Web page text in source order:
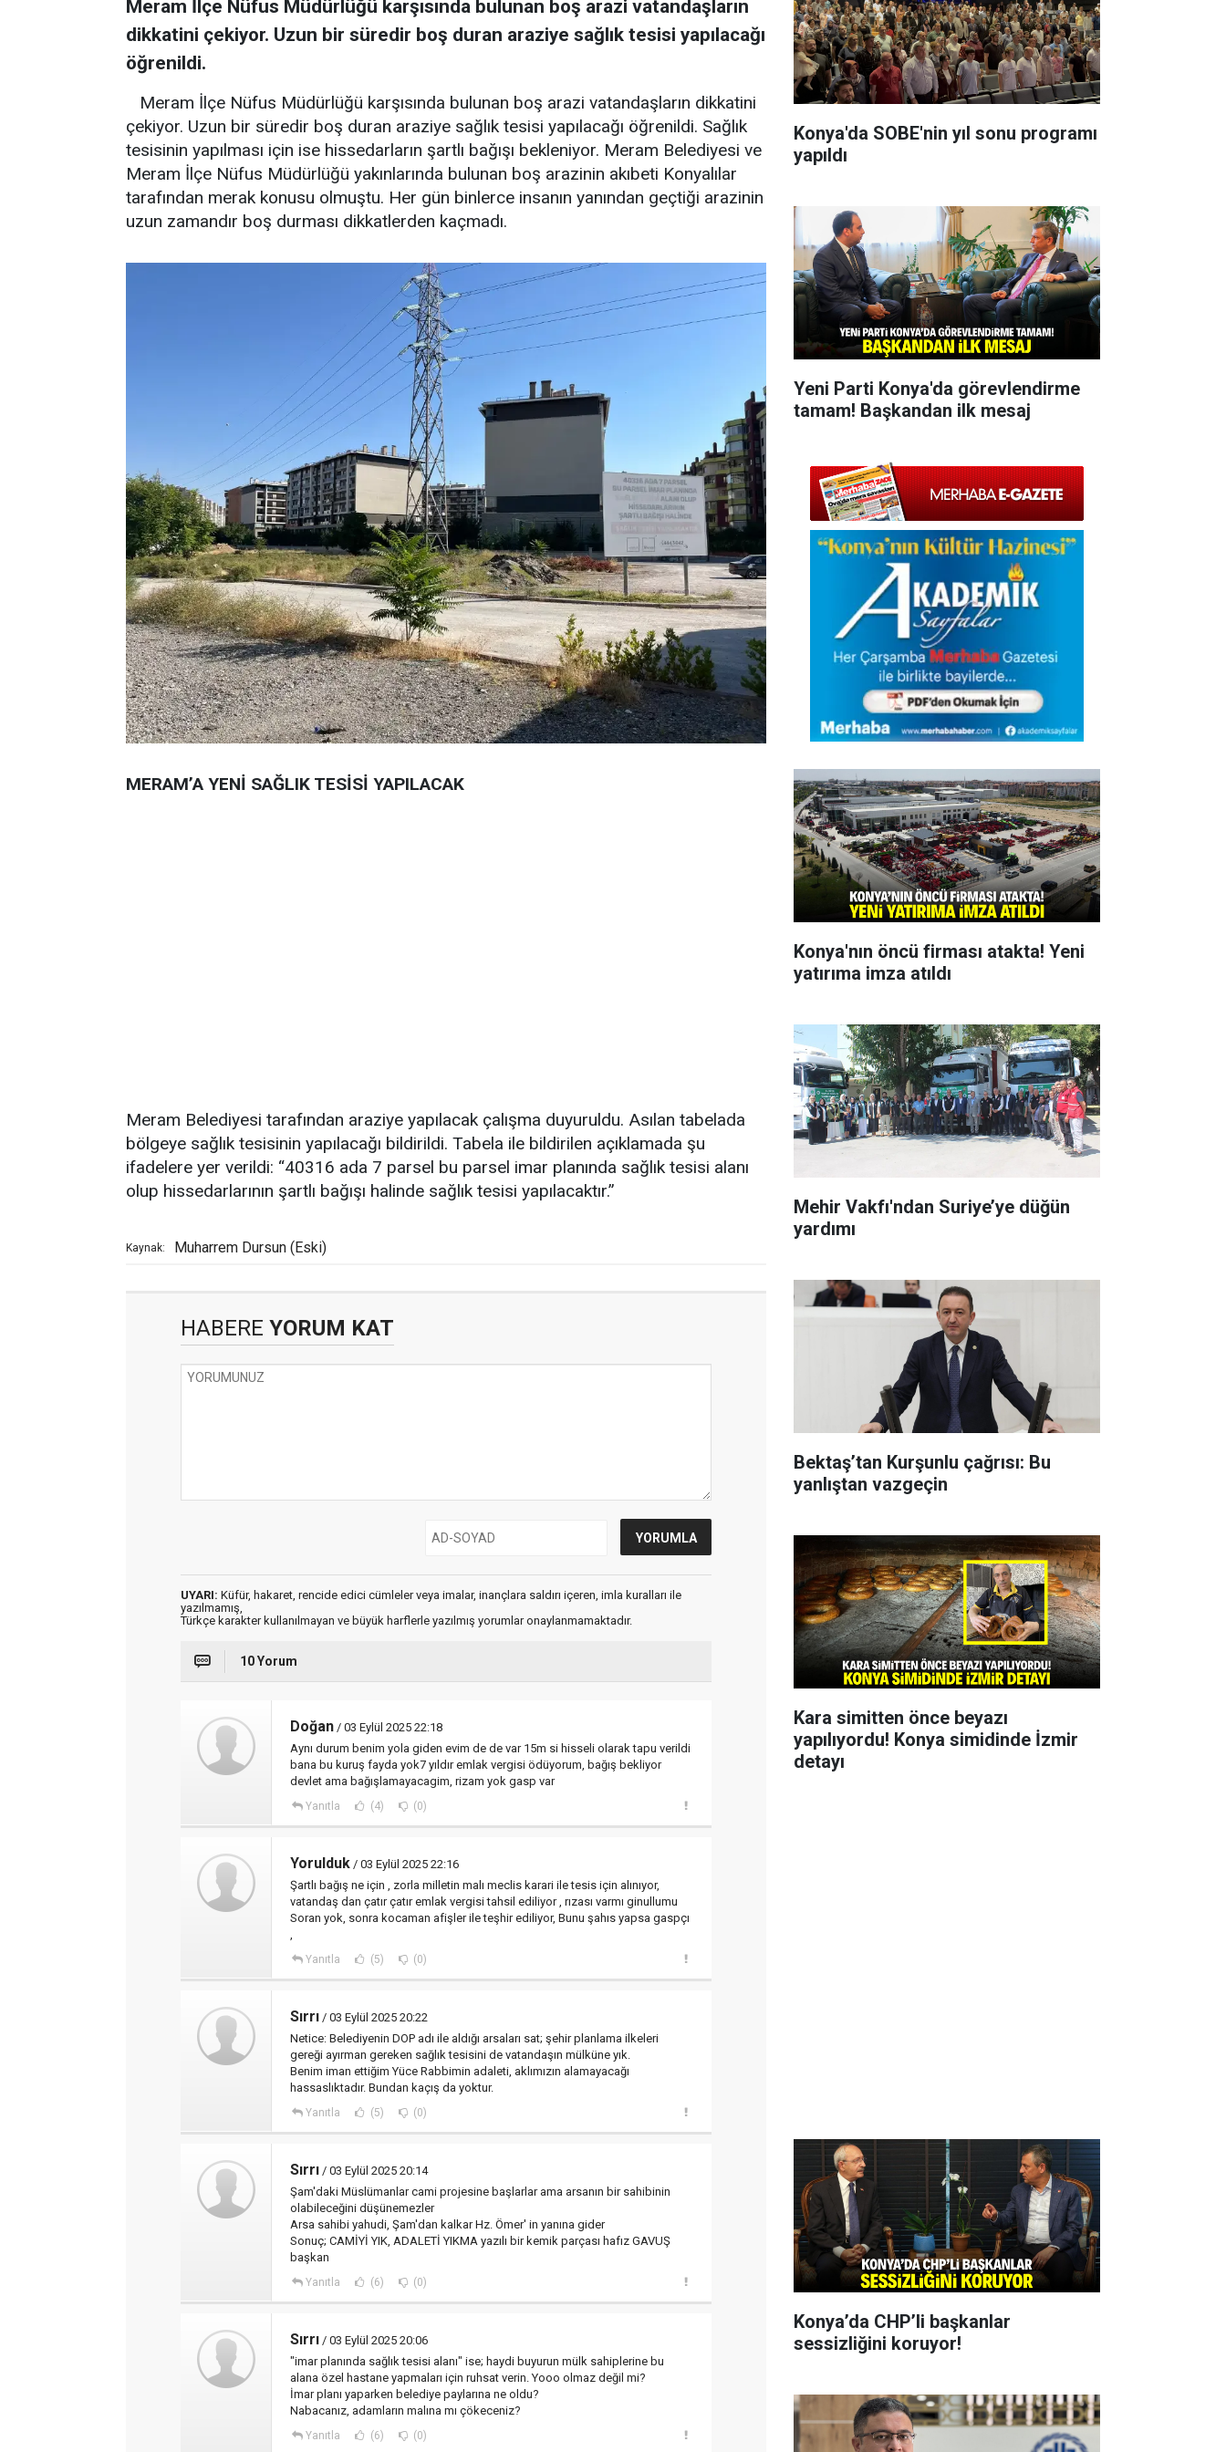
Meram İlçe Nüfus Müdürlüğü karşısında bulunan boş arazi vatandaşların
dikkatini çekiyor. Uzun bir süredir boş duran araziye sağlık tesisi yapılacağı
öğrenildi.
Meram İlçe Nüfus Müdürlüğü karşısında bulunan boş arazi vatandaşların dikkatini
çekiyor. Uzun bir süredir boş duran araziye sağlık tesisi yapılacağı öğrenildi. Sağlık
tesisinin yapılması için ise hissedarların şartlı bağışı bekleniyor. Meram Belediyesi ve
Meram İlçe Nüfus Müdürlüğü yakınlarında bulunan boş arazinin akıbeti Konyalılar
tarafından merak konusu olmuştu. Her gün binlerce insanın yanından geçtiği arazinin
uzun zamandır boş durması dikkatlerden kaçmadı.
MERAM’A YENİ SAĞLIK TESİSİ YAPILACAK
Meram Belediyesi tarafından araziye yapılacak çalışma duyuruldu. Asılan tabelada
bölgeye sağlık tesisinin yapılacağı bildirildi. Tabela ile bildirilen açıklamada şu
ifadelere yer verildi: “40316 ada 7 parsel bu parsel imar planında sağlık tesisi alanı
olup hissedarlarının şartlı bağışı halinde sağlık tesisi yapılacaktır.”
Kaynak: Muharrem Dursun (Eski)
HABERE YORUM KAT
UYARI: Küfür, hakaret, rencide edici cümleler veya imalar, inançlara saldırı içeren, imla kuralları ile
yazılmamış,
Türkçe karakter kullanılmayan ve büyük harflerle yazılmış yorumlar onaylanmamaktadır.
10 Yorum
Doğan / 03 Eylül 2025 22:18
Aynı durum benim yola giden evim de de var 15m si hisseli olarak tapu verildi
bana bu kuruş fayda yok7 yıldır emlak vergisi ödüyorum, bağış bekliyor
devlet ama bağışlamayacagim, rizam yok gasp var
Yanıtla (4) (0)
Yorulduk / 03 Eylül 2025 22:16
Şartlı bağış ne için , zorla milletin malı meclis karari ile tesis için alınıyor,
vatandaş dan çatır çatır emlak vergisi tahsil ediliyor , rızası varmı ginullumu
Soran yok, sonra kocaman afişler ile teşhir ediliyor, Bunu şahıs yapsa gaspçı
Yanıtla (5) (0)
Sırrı / 03 Eylül 2025 20:22
Netice: Belediyenin DOP adı ile aldığı arsaları sat; şehir planlama ilkeleri
gereği ayırman gereken sağlık tesisini de vatandaşın mülküne yık.
Benim iman ettiğim Yüce Rabbimin adaleti, aklımızın alamayacağı
hassaslıktadır. Bundan kaçış da yoktur.
Yanıtla (5) (0)
Sırrı / 03 Eylül 2025 20:14
Şam'daki Müslümanlar cami projesine başlarlar ama arsanın bir sahibinin
olabileceğini düşünemezler
Arsa sahibi yahudi, Şam'dan kalkar Hz. Ömer' in yanına gider
Sonuç; CAMİYİ YIK, ADALETİ YIKMA yazılı bir kemik parçası hafız GAVUŞ
başkan
Yanıtla (6) (0)
Sırrı / 03 Eylül 2025 20:06
"imar planında sağlık tesisi alanı" ise; haydi buyurun mülk sahiplerine bu
alana özel hastane yapmaları için ruhsat verin. Yooo olmaz değil mi?
İmar planı yaparken belediye paylarına ne oldu?
Nabacanız, adamların malına mı çökeceniz?
Yanıtla (6) (0)
Konya'da SOBE'nin yıl sonu programı
yapıldı
Yeni Parti Konya'da görevlendirme
tamam! Başkandan ilk mesaj
Konya'nın öncü firması atakta! Yeni
yatırıma imza atıldı
Mehir Vakfı'ndan Suriye’ye düğün
yardımı
Bektaş’tan Kurşunlu çağrısı: Bu
yanlıştan vazgeçin
Kara simitten önce beyazı
yapılıyordu! Konya simidinde İzmir
detayı
Konya’da CHP’li başkanlar
sessizliğini koruyor!